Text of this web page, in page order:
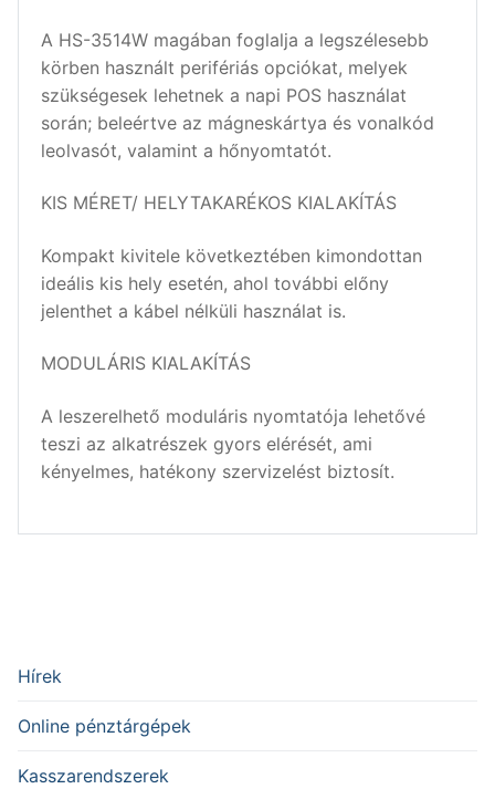
A HS-3514W magában foglalja a legszélesebb
körben használt perifériás opciókat, melyek
szükségesek lehetnek a napi POS használat
során; beleértve az mágneskártya és vonalkód
leolvasót, valamint a hőnyomtatót.
KIS MÉRET/ HELYTAKARÉKOS KIALAKÍTÁS
Kompakt kivitele következtében kimondottan
ideális kis hely esetén, ahol további előny
jelenthet a kábel nélküli használat is.
MODULÁRIS KIALAKÍTÁS
A leszerelhető moduláris nyomtatója lehetővé
teszi az alkatrészek gyors elérését, ami
kényelmes, hatékony szervizelést biztosít.
Hírek
Online pénztárgépek
Kasszarendszerek